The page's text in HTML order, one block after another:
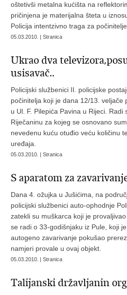
oštetivši metalna kućišta na
pričinjena je materijalna šteta u
Policija intentzivno traga za
05.03.2010. | Stranica
Ukrao dva
usisavač..
Policijski službenici II. policijske
počinitelja koji je dana 12/13. veljače
u Ul. F. Pilepića Pavina u Rijeci. Radi
Riječaninu za kojeg se osnovano
nevedenu kuću otuđio veću količinu
uređaja.
05.03.2010. | Stranica
S aparatom za
Dana 4. ožujka u Jušićima, na
policijski službenici auto-ophodnje
zatekli su muškarca koji je
se radi o 33-godišnjaku iz Pule, koji
autogeno zavarivanje pokušao
namjeri provale u ovaj objekt.
05.03.2010. | Stranica
Talijanski državljanin